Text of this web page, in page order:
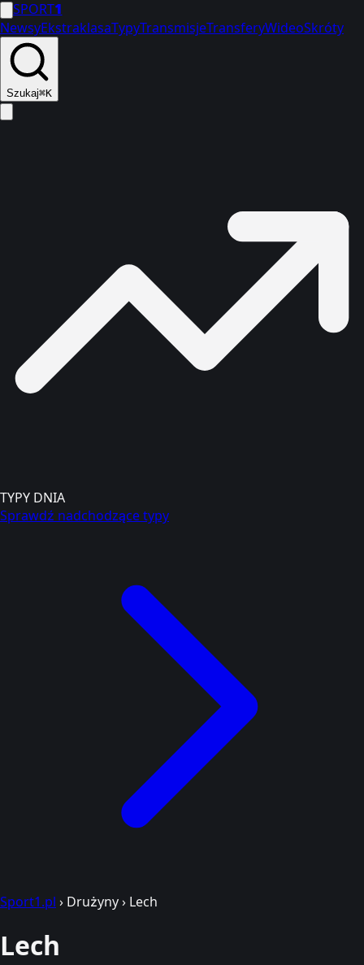
SPORT1
NewsyEkstraklasaTypyTransmisjeTransferyWideoSkróty
Szukaj⌘K
TYPY DNIA
Sprawdź nadchodzące typy
Sport1.pl › Drużyny› Lech
Lech